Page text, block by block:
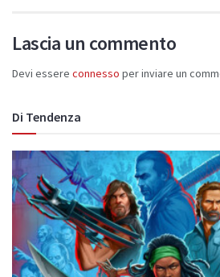
Lascia un commento
Devi essere connesso per inviare un
Di Tendenza